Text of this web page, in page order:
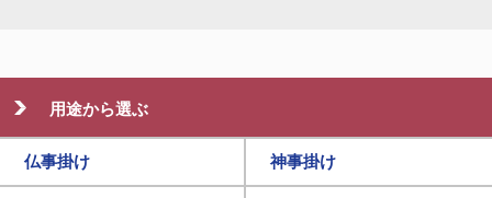
用途から選ぶ
仏事掛け 神事掛け